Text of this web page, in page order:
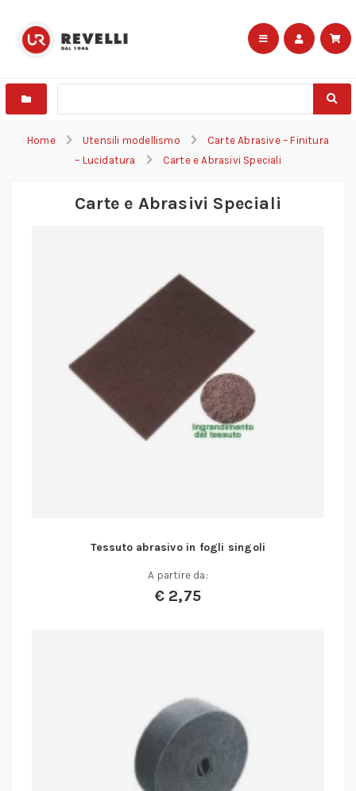
Home Utensili modellismo
Carte Abrasive – Finitura
– Lucidatura
Carte e Abrasivi Speciali
Carte e Abrasivi Speciali
Tessuto abrasivo in fogli singoli
A partire da:
€ 2,75